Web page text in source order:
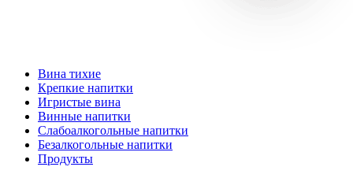
Вина тихие
Крепкие напитки
Игристые вина
Винные напитки
Слабоалкогольные напитки
Безалкогольные напитки
Продукты